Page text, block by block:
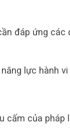
đáp ứng các
lực hành
cấm của pháp